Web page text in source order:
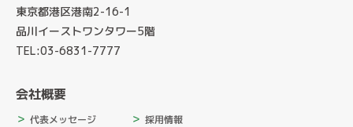
東京都港区港南2-16-1
品川イーストワンタワー5階
TEL:03-6831-7777
会社概要
代表メッセージ 採用情報